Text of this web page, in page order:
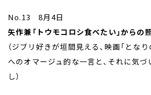
No.13 8月4日
矢作兼「トウモコロシ食べたい」からの
（ジブリ好きが垣間見える、映画「とな
へのオマージュ的な一言と、それに気
し）